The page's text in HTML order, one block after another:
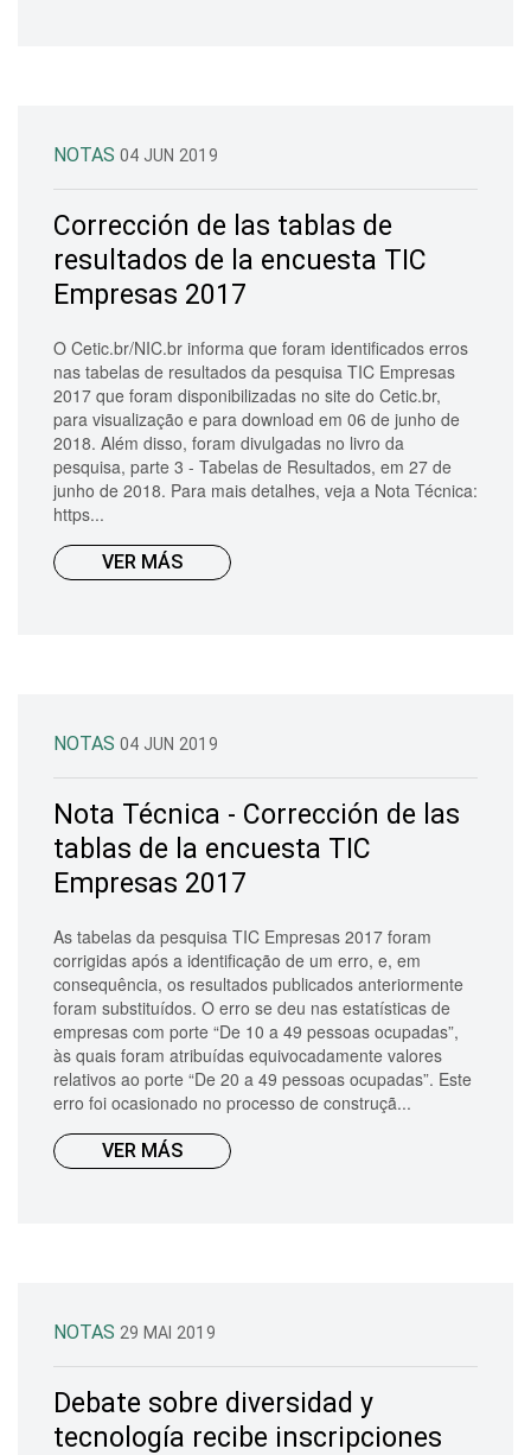
NOTAS 04 JUN 2019
Corrección de las tablas de
resultados de la encuesta TIC
Empresas 2017
O Cetic.br/NIC.br informa que foram identificados erros
nas tabelas de resultados da pesquisa TIC Empresas
2017 que foram disponibilizadas no site do Cetic.br,
para visualização e para download em 06 de junho de
2018. Além disso, foram divulgadas no livro da
pesquisa, parte 3 - Tabelas de Resultados, em 27 de
junho de 2018. Para mais detalhes, veja a Nota Técnica:
https...
VER MÁS
NOTAS 04 JUN 2019
Nota Técnica - Corrección de las
tablas de la encuesta TIC
Empresas 2017
As tabelas da pesquisa TIC Empresas 2017 foram
corrigidas após a identificação de um erro, e, em
consequência, os resultados publicados anteriormente
foram substituídos. O erro se deu nas estatísticas de
empresas com porte “De 10 a 49 pessoas ocupadas”,
às quais foram atribuídas equivocadamente valores
relativos ao porte “De 20 a 49 pessoas ocupadas”. Este
erro foi ocasionado no processo de construçã...
VER MÁS
NOTAS 29 MAI 2019
Debate sobre diversidad y
tecnología recibe inscripciones